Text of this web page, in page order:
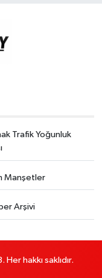
Trafik Yoğunluk
Manşetler
Arşivi
hakkı saklıdır.